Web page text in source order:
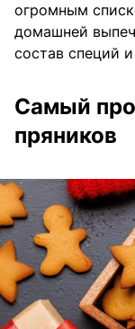
огромным
домашней
состав специй
Самый
пряников